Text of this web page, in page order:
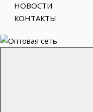
НОВОСТИ
КОНТАКТЫ